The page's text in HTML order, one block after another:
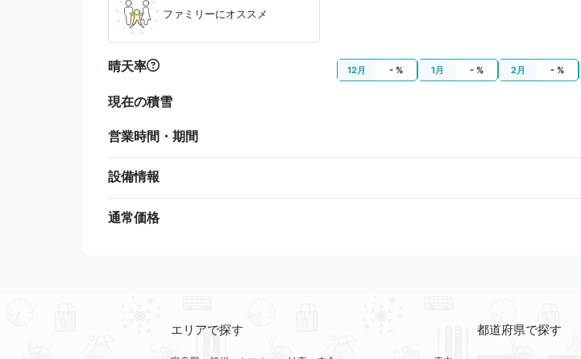
ファミリーにオススメ
晴天率 12月 - % 1月 - % 2月 - %
現在の積雪
営業時間・期間
設備情報
通常価格
エリアで探す 都道府県で探す